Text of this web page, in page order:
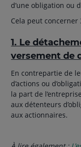
d’une obligation ou
Cela peut
1. Le
versement de
En contrepartie de
d’actions ou
la part de
aux détenteurs
aux actionnaires.